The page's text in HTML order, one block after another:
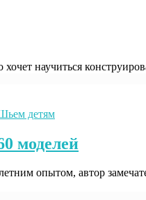
научиться
детям
моделей
опытом, автор